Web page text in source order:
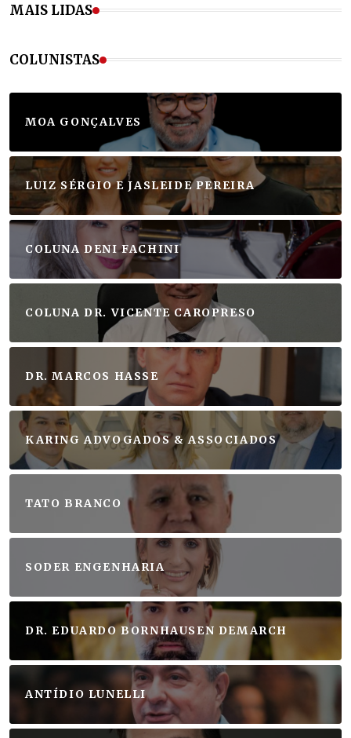
MAIS LIDAS
COLUNISTAS
MOA GONÇALVES
LUIZ SÉRGIO E JASLEIDE PEREIRA
COLUNA DENI FACHINI
COLUNA DR. VICENTE CAROPRESO
DR. MARCOS HASSE
KARING ADVOGADOS & ASSOCIADOS
TATO BRANCO
SODER ENGENHARIA
DR. EDUARDO BORNHAUSEN DEMARCH
ANTÍDIO LUNELLI